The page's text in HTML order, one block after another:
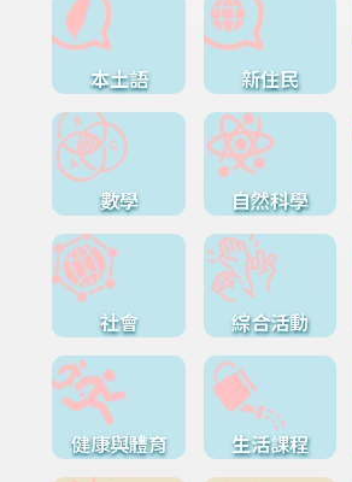
本土語 新住民
數學 自然科學
社會 綜合活動
健康與體育 生活課程